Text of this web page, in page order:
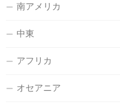
南アメリカ
中東
アフリカ
オセアニア